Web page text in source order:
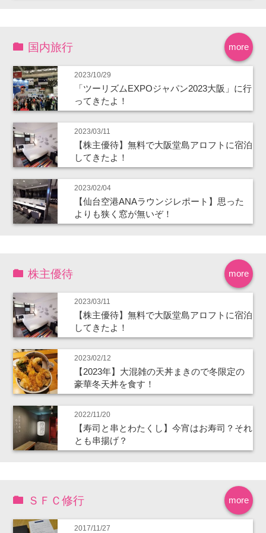
more
国内旅行
2023/10/29
「ツーリズムEXPOジャパン2023大阪」に行
ってきたよ！
2023/03/11
【株主優待】無料で大阪堂島アロフトに宿泊
してきたよ！
2023/02/04
【仙台空港ANAラウンジレポート】思った
よりも狭く窓が無いぞ！
more
株主優待
2023/03/11
【株主優待】無料で大阪堂島アロフトに宿泊
してきたよ！
2023/02/12
【2023年】大混雑の天丼まきので冬限定の
豪華冬天丼を食す！
2022/11/20
【寿司と串とわたくし】今宵はお寿司？それ
とも串揚げ？
more
ＳＦＣ修行
2017/11/27